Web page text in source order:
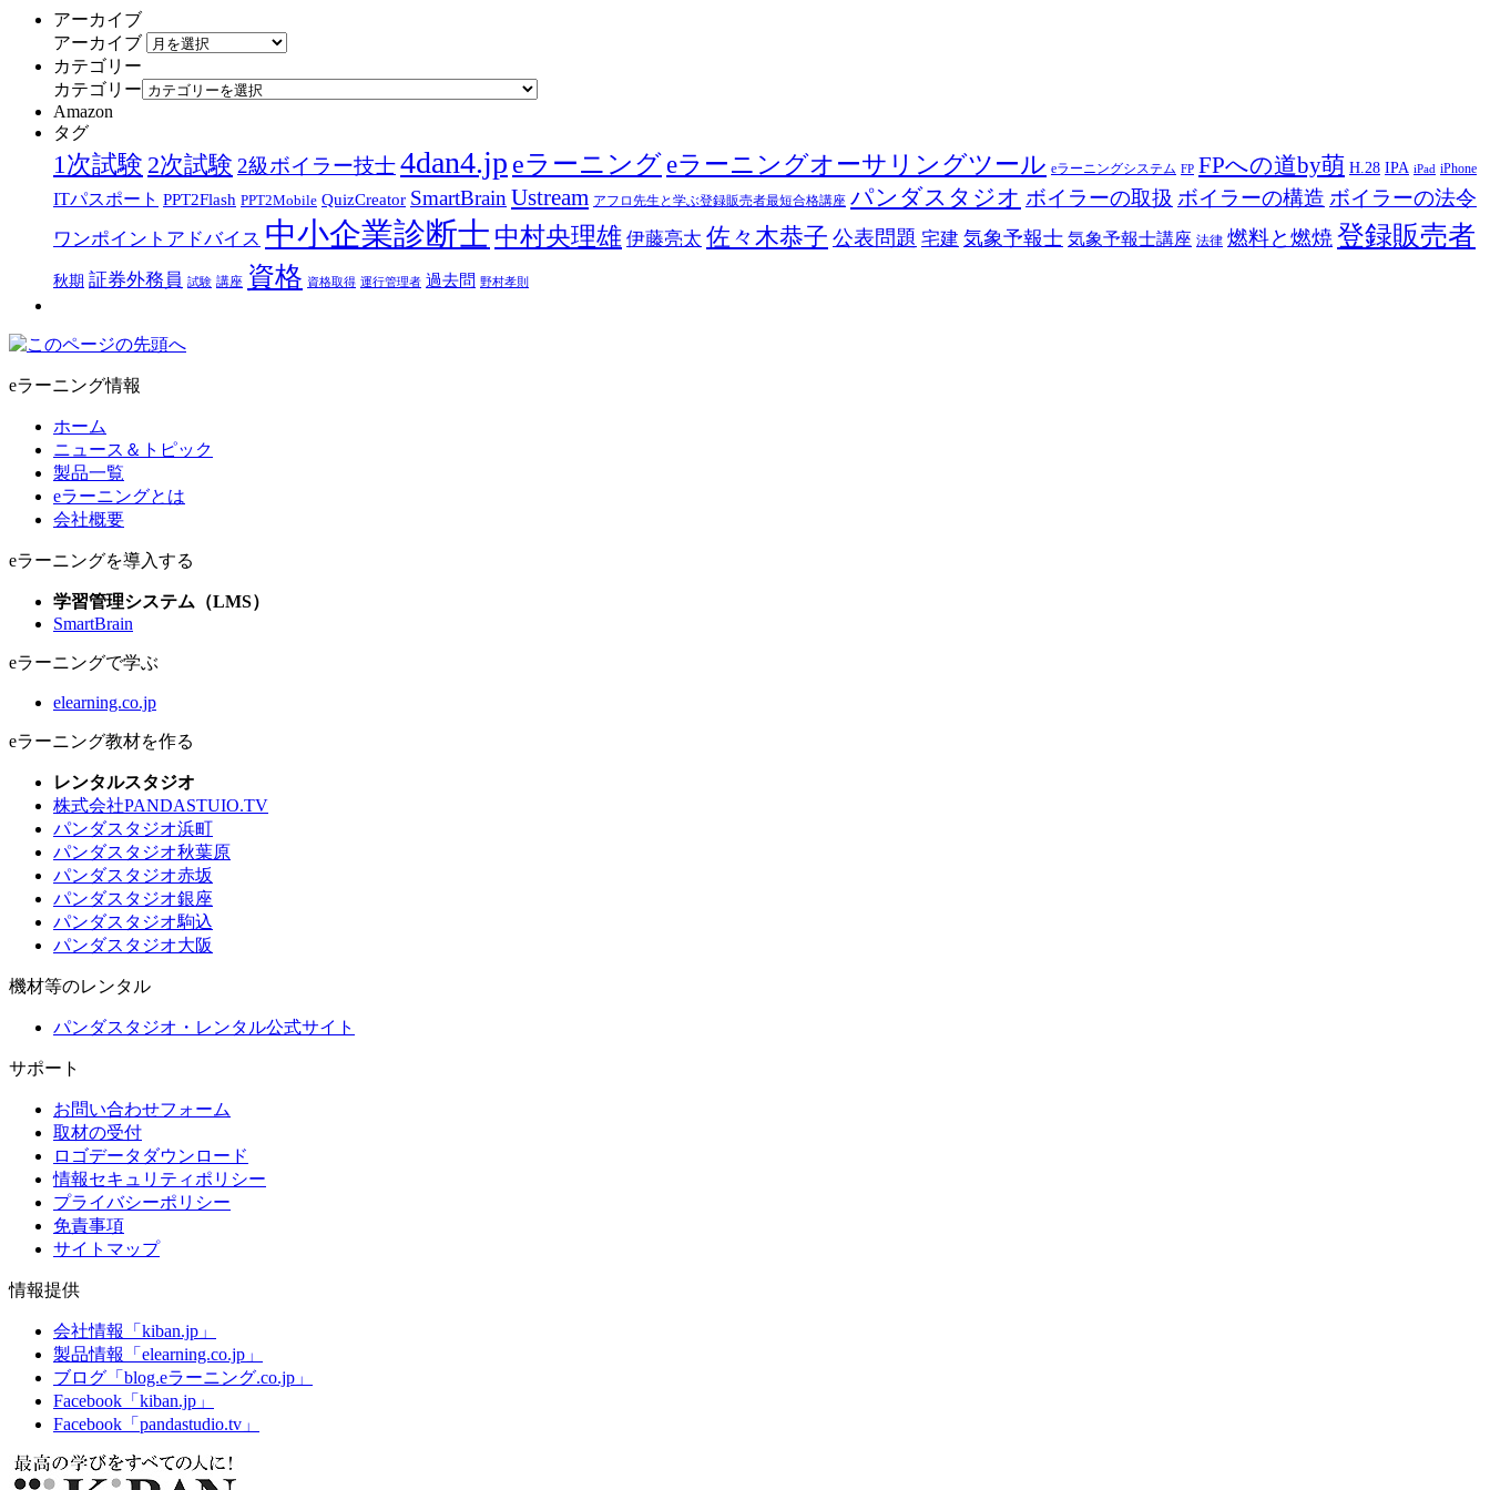
アーカイブ
アーカイブ
カテゴリー
カテゴリー
Amazon
タグ
1次試験 2次試験 2級ボイラー技士4dan4.jp eラーニング eラーニングオーサリングツール eラーニングシステム FP FPへの道by萌 H.28 IPA iPad iPhone
ITパスポート PPT2Flash PPT2Mobile QuizCreator SmartBrain Ustream アフロ先生と学ぶ登録販売者最短合格講座 パンダスタジオ ボイラーの取扱 ボイラーの構造 ボイラーの法令
ワンポイントアドバイス 中小企業診断士 中村央理雄 伊藤亮太 佐々木恭子 公表問題 宅建 気象予報士 気象予報士講座 法律 燃料と燃焼 登録販売者
秋期 証券外務員 試験 講座 資格 資格取得 運行管理者 過去問 野村孝則
eラーニング情報
ホーム
ニュース＆トピック
製品一覧
eラーニングとは
会社概要
eラーニングを導入する
学習管理システム（LMS）
SmartBrain
eラーニングで学ぶ
elearning.co.jp
eラーニング教材を作る
レンタルスタジオ
株式会社PANDASTUIO.TV
パンダスタジオ浜町
パンダスタジオ秋葉原
パンダスタジオ赤坂
パンダスタジオ銀座
パンダスタジオ駒込
パンダスタジオ大阪
機材等のレンタル
パンダスタジオ・レンタル公式サイト
サポート
お問い合わせフォーム
取材の受付
ロゴデータダウンロード
情報セキュリティポリシー
プライバシーポリシー
免責事項
サイトマップ
情報提供
会社情報「kiban.jp」
製品情報「elearning.co.jp」
ブログ「blog.eラーニング.co.jp」
Facebook「kiban.jp」
Facebook「pandastudio.tv」